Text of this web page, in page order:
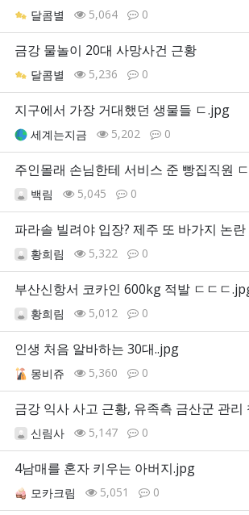
달콤별 5,064 0
금강 물놀이 20대 사망사건 근황
달콤별 5,236 0
지구에서 가장 거대했던 생물들 ㄷ.jpg
세계는지금 5,202 0
주인몰래 손님한테 서비스 준 빵집직원
백림 5,045 0
파라솔 빌려야 입장? 제주 또 바가지 논
황희림 5,322 0
부산신항서 코카인 600kg 적발 ㄷㄷㄷ
황희림 5,012 0
인생 처음 알바하는 30대..jpg
몽비쥬 5,360 0
금강 익사 사고 근황, 유족측 금산군 관
신림사 5,147 0
4남매를 혼자 키우는 아버지.jpg
모카크림 5,051 0